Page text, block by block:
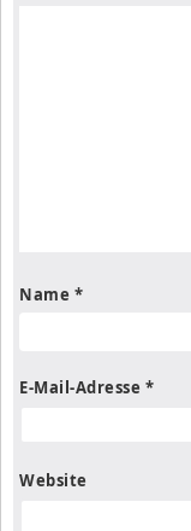
Name *
E-Mail-Adresse *
Website